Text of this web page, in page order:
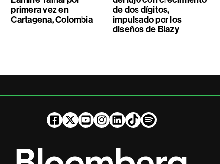
primera vez en
Cartagena, Colombia
de dos dígitos,
impulsado por los
diseños de Blazy